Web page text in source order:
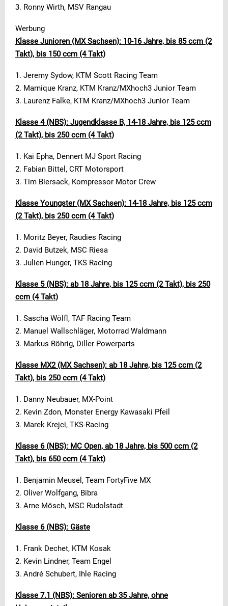
3. Ronny Wirth, MSV Rangau
Werbung
Klasse Junioren (MX Sachsen): 10-16 Jahre, bis 85 ccm (2
Takt), bis 150 ccm (4 Takt)
1. Jeremy Sydow, KTM Scott Racing Team
2. Marnique Kranz, KTM Kranz/MXhoch3 Junior Team
3. Laurenz Falke, KTM Kranz/MXhoch3 Junior Team
Klasse 4 (NBS): Jugendklasse B, 14-18 Jahre, bis 125 ccm
(2 Takt), bis 250 ccm (4 Takt)
1. Kai Epha, Dennert MJ Sport Racing
2. Fabian Bittel, CRT Motorsport
3. Tim Biersack, Kompressor Motor Crew
Klasse Youngster (MX Sachsen): 14-18 Jahre, bis 125 ccm
(2 Takt), bis 250 ccm (4 Takt)
1. Moritz Beyer, Raudies Racing
2. David Butzek, MSC Riesa
3. Julien Hunger, TKS Racing
Klasse 5 (NBS): ab 18 Jahre, bis 125 ccm (2 Takt), bis 250
ccm (4 Takt)
1. Sascha Wölfl, TAF Racing Team
2. Manuel Wallschläger, Motorrad Waldmann
3. Markus Röhrig, Diller Powerparts
Klasse MX2 (MX Sachsen): ab 18 Jahre, bis 125 ccm (2
Takt), bis 250 ccm (4 Takt)
1. Danny Neubauer, MX-Point
2. Kevin Zdon, Monster Energy Kawasaki Pfeil
3. Marek Krejci, TKS-Racing
Klasse 6 (NBS): MC Open, ab 18 Jahre, bis 500 ccm (2
Takt), bis 650 ccm (4 Takt)
1. Benjamin Meusel, Team FortyFive MX
2. Oliver Wolfgang, Bibra
3. Arne Mösch, MSC Rudolstadt
Klasse 6 (NBS): Gäste
1. Frank Dechet, KTM Kosak
2. Kevin Lindner, Team Engel
3. André Schubert, Ihle Racing
Klasse 7.1 (NBS): Senioren ab 35 Jahre, ohne